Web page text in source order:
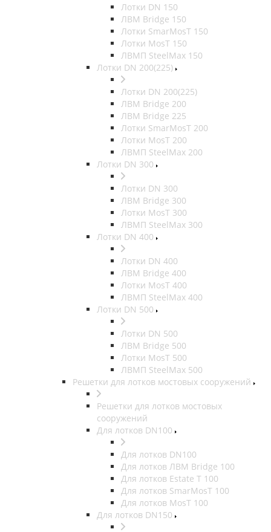
Лотки DN 150
ЛВМ Bridge 150
Лотки SmarMosT 150
Лотки MosT 150
ЛВМП SteelMax 150
Лотки DN 200(225)
Лотки DN 200(225)
ЛВМ Bridge 200
ЛВМ Bridge 225
Лотки SmarMosT 200
Лотки MosT 200
ЛВМП SteelMax 200
Лотки DN 300
Лотки DN 300
ЛВМ Bridge 300
Лотки MosT 300
ЛВМП SteelMax 300
Лотки DN 400
Лотки DN 400
ЛВМ Bridge 400
Лотки MosT 400
ЛВМП SteelMax 400
Лотки DN 500
Лотки DN 500
ЛВМ Bridge 500
Лотки MosT 500
ЛВМП SteelMax 500
Решетки для лотков мостовых сооружений
Решетки для лотков мостовых
сооружений
Для лотков DN100
Для лотков DN100
Для лотков ЛВМ Bridge 100
Для лотков Estate T 100
Для лотков SmarMosT 100
Для лотков MosT 100
Для лотков DN150